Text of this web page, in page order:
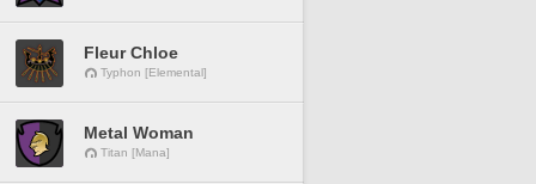
Fleur Chloe
Typhon [Elemental]
Metal Woman
Titan [Mana]